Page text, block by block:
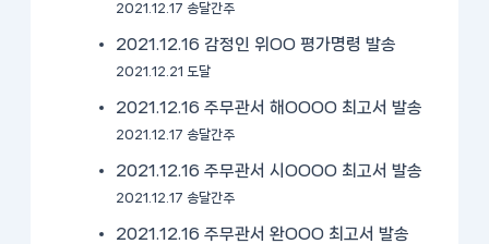
2021.12.17 송달간주
2021.12.16 감정인 위OO 평가명령 발송
2021.12.21 도달
2021.12.16 주무관서 해OOOO 최고서 발송
2021.12.17 송달간주
2021.12.16 주무관서 시OOOO 최고서 발송
2021.12.17 송달간주
2021.12.16 주무관서 완OOO 최고서 발송